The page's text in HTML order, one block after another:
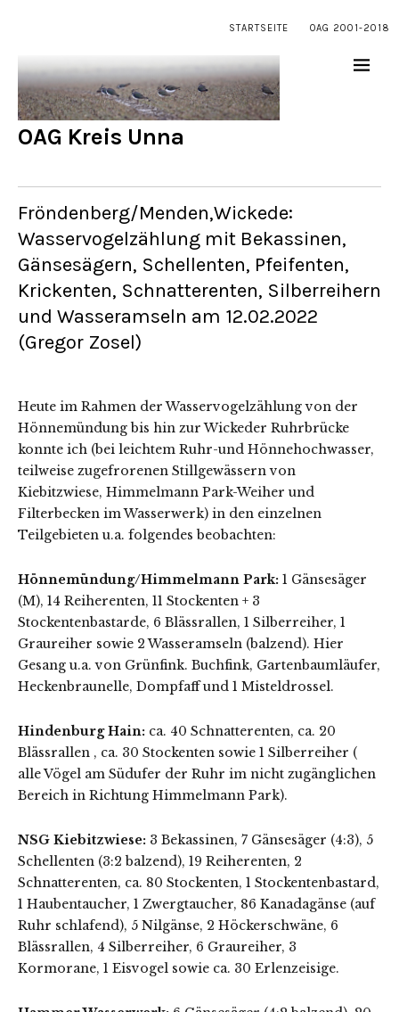
STARTSEITE OAG 2001-2018
OAG Kreis Unna
Fröndenberg/Menden,Wickede:
Wasservogelzählung mit Bekassinen,
Gänsesägern, Schellenten, Pfeifenten,
Krickenten, Schnatterenten, Silberreihern
und Wasseramseln am 12.02.2022
(Gregor Zosel)
Heute im Rahmen der Wasservogelzählung von der
Hönnemündung bis hin zur Wickeder Ruhrbrücke
konnte ich (bei leichtem Ruhr-und Hönnehochwasser,
teilweise zugefrorenen Stillgewässern von
Kiebitzwiese, Himmelmann Park-Weiher und
Filterbecken im Wasserwerk) in den einzelnen
Teilgebieten u.a. folgendes beobachten:
Hönnemündung/Himmelmann Park: 1 Gänsesäger
(M), 14 Reiherenten, 11 Stockenten + 3
Stockentenbastarde, 6 Blässrallen, 1 Silberreiher, 1
Graureiher sowie 2 Wasseramseln (balzend). Hier
Gesang u.a. von Grünfink. Buchfink, Gartenbaumläufer,
Heckenbraunelle, Dompfaff und 1 Misteldrossel.
Hindenburg Hain: ca. 40 Schnatterenten, ca. 20
Blässrallen , ca. 30 Stockenten sowie 1 Silberreiher (
alle Vögel am Südufer der Ruhr im nicht zugänglichen
Bereich in Richtung Himmelmann Park).
NSG Kiebitzwiese: 3 Bekassinen, 7 Gänsesäger (4:3), 5
Schellenten (3:2 balzend), 19 Reiherenten, 2
Schnatterenten, ca. 80 Stockenten, 1 Stockentenbastard,
1 Haubentaucher, 1 Zwergtaucher, 86 Kanadagänse (auf
Ruhr schlafend), 5 Nilgänse, 2 Höckerschwäne, 6
Blässrallen, 4 Silberreiher, 6 Graureiher, 3
Kormorane, 1 Eisvogel sowie ca. 30 Erlenzeisige.